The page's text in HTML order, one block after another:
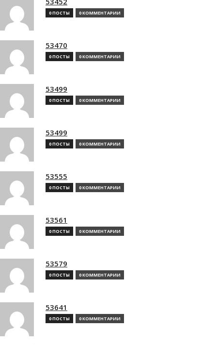
0 ПОСТЫ 0 КОММЕНТАРИИ
53470
0 ПОСТЫ 0 КОММЕНТАРИИ
53499
0 ПОСТЫ 0 КОММЕНТАРИИ
53499
0 ПОСТЫ 0 КОММЕНТАРИИ
53555
0 ПОСТЫ 0 КОММЕНТАРИИ
53561
0 ПОСТЫ 0 КОММЕНТАРИИ
53579
0 ПОСТЫ 0 КОММЕНТАРИИ
53641
0 ПОСТЫ 0 КОММЕНТАРИИ